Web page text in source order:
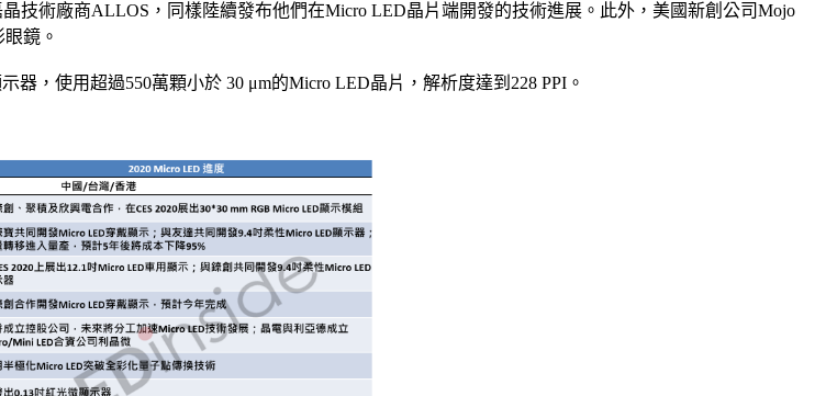
技術廠商ALLOS，同樣陸續發布他們在Micro LED晶片端開發的技術進展。此外，美國新創公司Mojo
鏡。
，使用超過550萬顆小於 30 μm的Micro LED晶片，解析度達到228 PPI。